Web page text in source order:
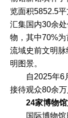
览面积5852.5平
汇集国内30余
物，其中70%
流域史前文明
明图景。
自2025年6
接待观众80余万
24家博物
国际博物